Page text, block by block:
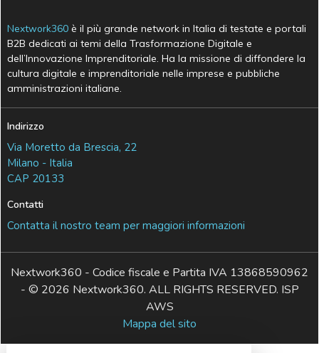
Nextwork360 è il più grande network in Italia di testate e portali
B2B dedicati ai temi della Trasformazione Digitale e
dell’Innovazione Imprenditoriale. Ha la missione di diffondere la
cultura digitale e imprenditoriale nelle imprese e pubbliche
amministrazioni italiane.
Indirizzo
Via Moretto da Brescia, 22
Milano - Italia
CAP 20133
Contatti
Contatta il nostro team per maggiori informazioni
Nextwork360 - Codice fiscale e Partita IVA 13868590962
- © 2026 Nextwork360. ALL RIGHTS RESERVED. ISP
AWS
Mappa del sito